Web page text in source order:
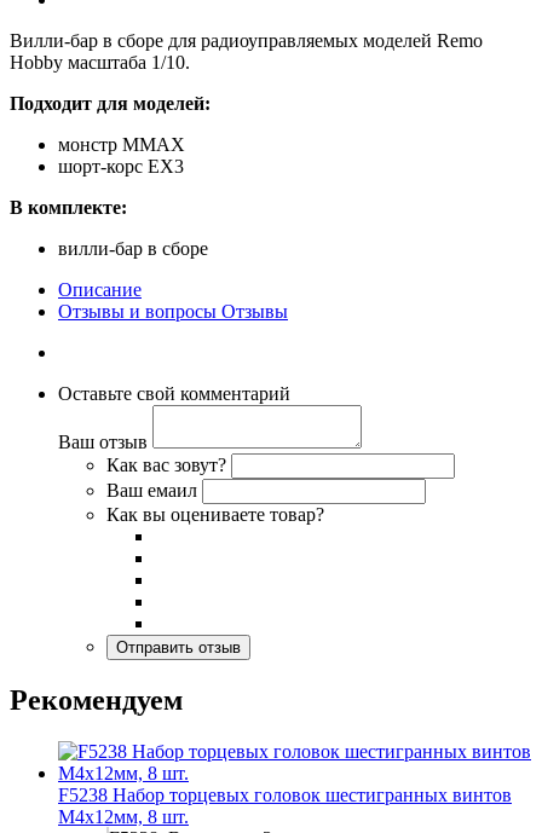
Вилли-бар в сборе для радиоуправляемых моделей Remo
Hobby масштаба 1/10.
Подходит для моделей:
монстр MMAX
шорт-корс EX3
В комплекте:
вилли-бар в сборе
Описание
Отзывы и вопросы Отзывы
Оставьте свой комментарий
Ваш отзыв
Как вас зовут?
Ваш емаил
Как вы оцениваете товар?
Рекомендуем
F5238 Набор торцевых головок шестигранных винтов
M4x12мм, 8 шт.